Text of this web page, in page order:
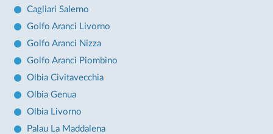
Cagliari Salerno
Golfo Aranci Livorno
Golfo Aranci Nizza
Golfo Aranci Piombino
Olbia Civitavecchia
Olbia Genua
Olbia Livorno
Palau La Maddalena